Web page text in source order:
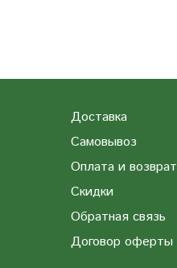
Доставка
Самовывоз
Оплата и возврат
Скидки
Обратная связь
Договор оферты